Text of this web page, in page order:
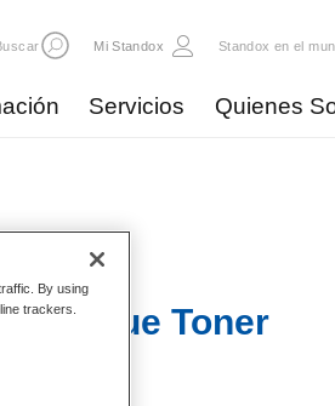
Mi Standox Standox en el
Servicios Quienes
Blue Toner
By using
trackers.